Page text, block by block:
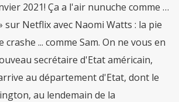
2021! Ça a l'air nunuche comme …
sur Netflix avec Naomi Watts : la pie
crashe ... comme Sam. On ne vous en
secrétaire d'Etat américain,
au département d'Etat, dont le
au lendemain de la